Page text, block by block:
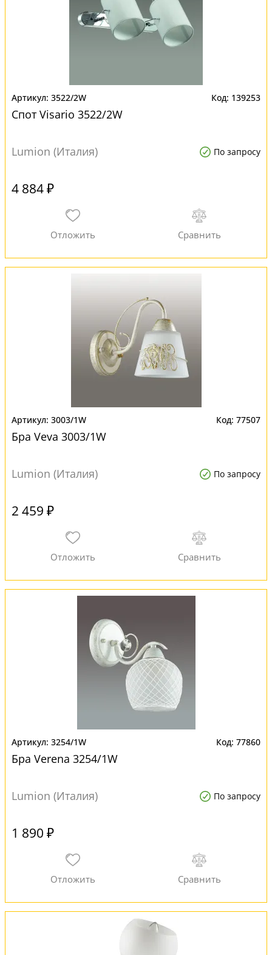
3522/2W 139253
Спот Visario 3522/2W
Lumion (Италия) По запросу
4 884 ₽
3003/1W 77507
Бра Veva 3003/1W
Lumion (Италия) По запросу
2 459 ₽
3254/1W 77860
Бра Verena 3254/1W
Lumion (Италия) По запросу
1 890 ₽